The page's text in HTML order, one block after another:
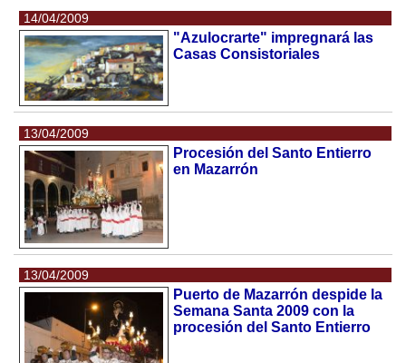
14/04/2009
"Azulocrarte" impregnará las
Casas Consistoriales
13/04/2009
Procesión del Santo Entierro
en Mazarrón
13/04/2009
Puerto de Mazarrón despide la
Semana Santa 2009 con la
procesión del Santo Entierro